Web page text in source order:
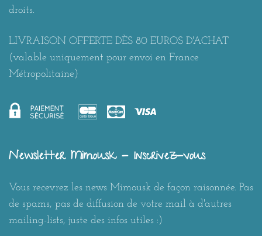
droits.
LIVRAISON OFFERTE DÈS 80 EUROS D'ACHAT
(valable uniquement pour envoi en France
Métropolitaine)
Newsletter Mimousk - Inscrivez-vous
Vous recevrez les news Mimousk de façon raisonnée. Pas
de spams, pas de diffusion de votre mail à d'autres
mailing-lists, juste des infos utiles :)